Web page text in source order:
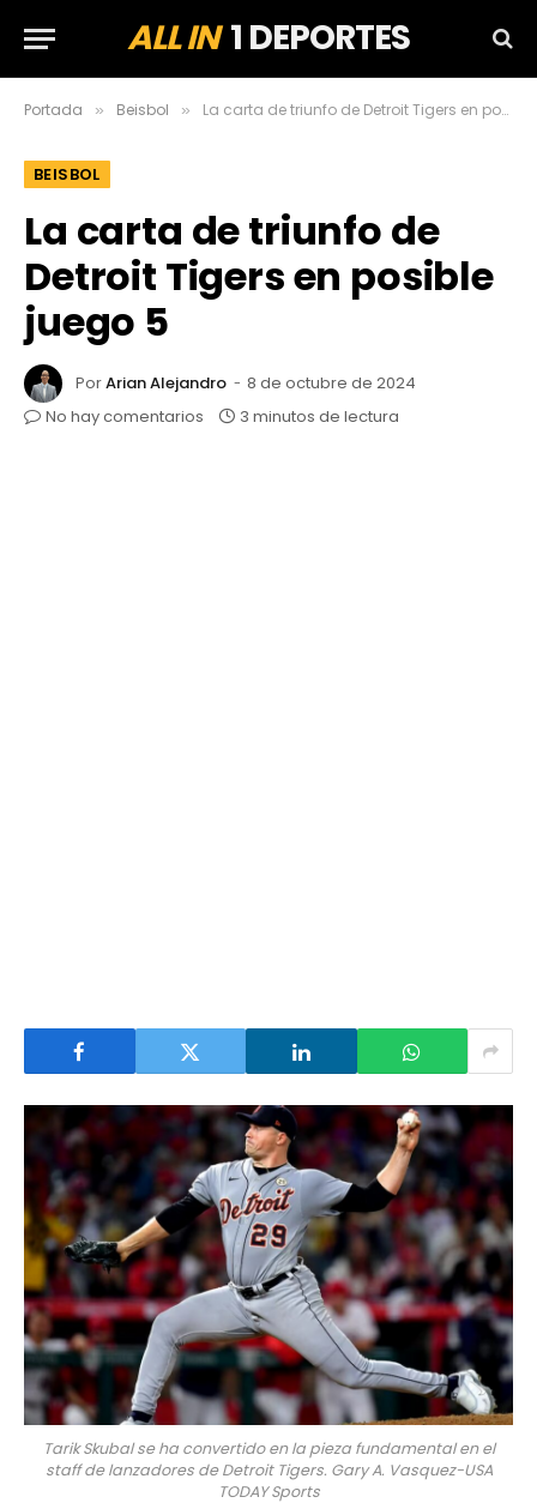
ALL IN1 DEPORTES
Portada » Beisbol » La carta de triunfo de Detroit Tigers en posible juego 5
BEISBOL
La carta de triunfo de
Detroit Tigers en posible
juego 5
PorArian Alejandro
8 de octubre de 2024
No hay comentarios
3 minutos de lectura
Tarik Skubal se ha convertido en la pieza fundamental en el
staff de lanzadores de Detroit Tigers. Gary A. Vasquez-USA
TODAY Sports